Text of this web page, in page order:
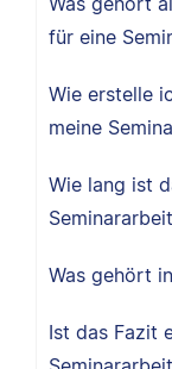
für eine
Wie erstelle
meine
Wie lang ist
Was gehört
Ist das Fazit